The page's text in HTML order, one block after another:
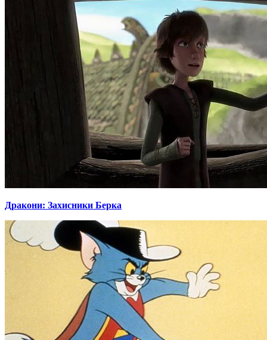
Дракони: Захисники Берка